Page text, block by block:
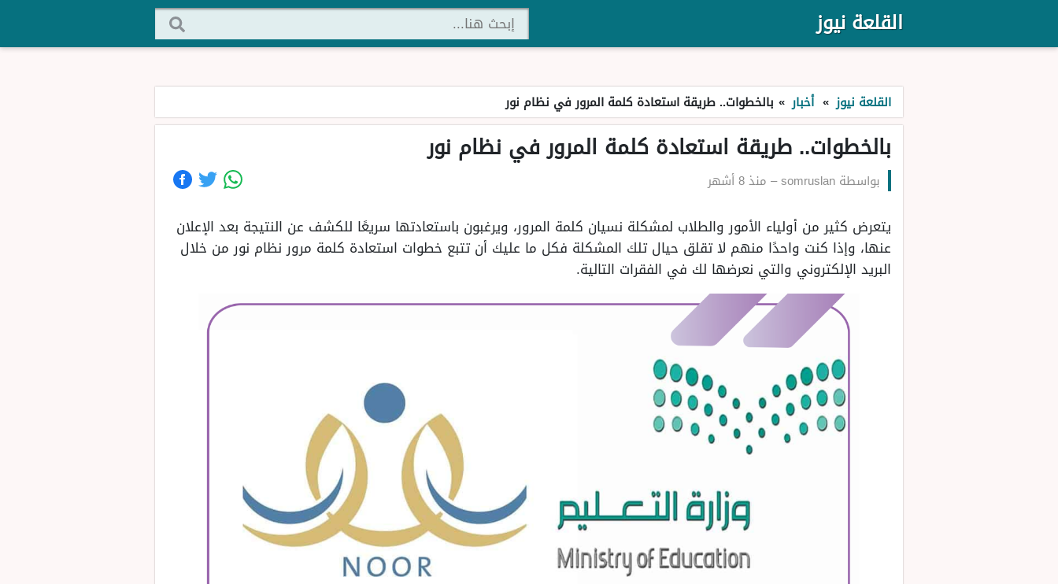
القلعة نيوز
القلعة نيوز » أخبار » بالخطوات.. طريقة استعادة كلمة المرور في نظام نور
بالخطوات.. طريقة استعادة كلمة المرور في نظام نور
بواسطة somruslan
– منذ 8 أشهر
يتعرض كثير من أولياء الأمور والطلاب لمشكلة نسيان كلمة المرور، ويرغبون باستعادتها سريعًا للكشف عن النتيجة بعد الإعلان
عنها، وإذا كنت واحدًا منهم لا تقلق حيال تلك المشكلة فكل ما عليك أن تتبع خطوات استعادة كلمة مرور نظام نور من خلال
البريد الإلكتروني والتي نعرضها لك في الفقرات التالية.